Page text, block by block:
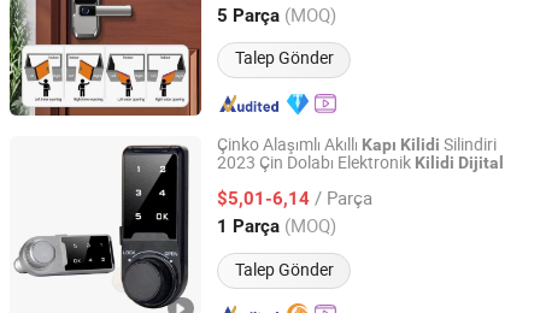
5 Parça (MOQ)
Talep Gönder
Guangdong, China Fiyat 2023
Çinko Alaşımlı Akıllı Kapı Kilidi Silindiri
2023 Çin Dolabı Elektronik Kilidi Dijital
$5,01-6,14 / Parça
1 Parça (MOQ)
Talep Gönder
Zhejiang Shengyuan Automation Technology Co., Ltd.
Zhejiang, China Fiyat 2023